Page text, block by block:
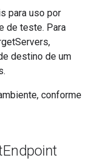
para uso por
de teste. Para
destino de um
conforme
Endpoint